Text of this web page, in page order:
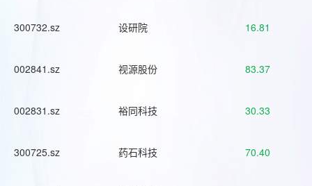
300732.sz 设研院 16.81
002841.sz 视源股份 83.37
002831.sz 裕同科技 30.33
300725.sz 药石科技 70.40